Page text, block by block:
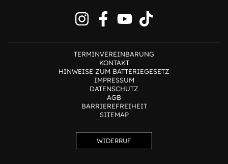
TERMINVEREINBARUNG
KONTAKT
HINWEISE ZUM BATTERIEGESETZ
IMPRESSUM
DATENSCHUTZ
AGB
BARRIEREFREIHEIT
SITEMAP
WIDERRUF